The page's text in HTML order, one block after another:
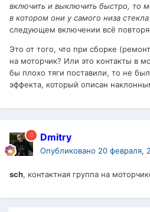
включить и выключить быстро, то
в котором они у самого низа стекла
следующем включении всё
Это от того, что при сборке
на моторчик? Или это контакты в
бы плохо тяги поставили, то не
эффекта, который описан
Dmitry
Опубликовано 20 февраля,
sch, контактная группа на